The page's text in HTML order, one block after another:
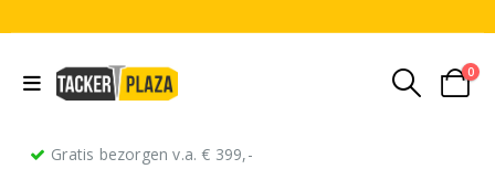
0
Gratis bezorgen v.a. € 399,-